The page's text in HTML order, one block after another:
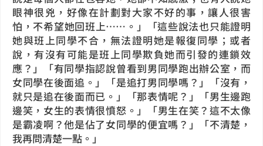
眼神很兇，好像在計劃對大家不好的事，讓人很害
怕，不希望她回班上……。」「這些說法也只能證明
她與班上同學不合，無法證明她是報復同學；或者
說，有沒有可能是班上同學欺負她而引發的連鎖效
應？」「有同學指認說曾看到男同學跑出辦公室，而
女同學在後面追。」「是追打男同學嗎？」「沒有，
就只是追在後面而已。」「那表情呢？」「男生邊跑
邊笑，女生的表情很憤怒。」「男生在笑？這不太像
是霸凌啊？他是佔了女同學的便宜嗎？」「不清楚，
我再問清楚一點。」